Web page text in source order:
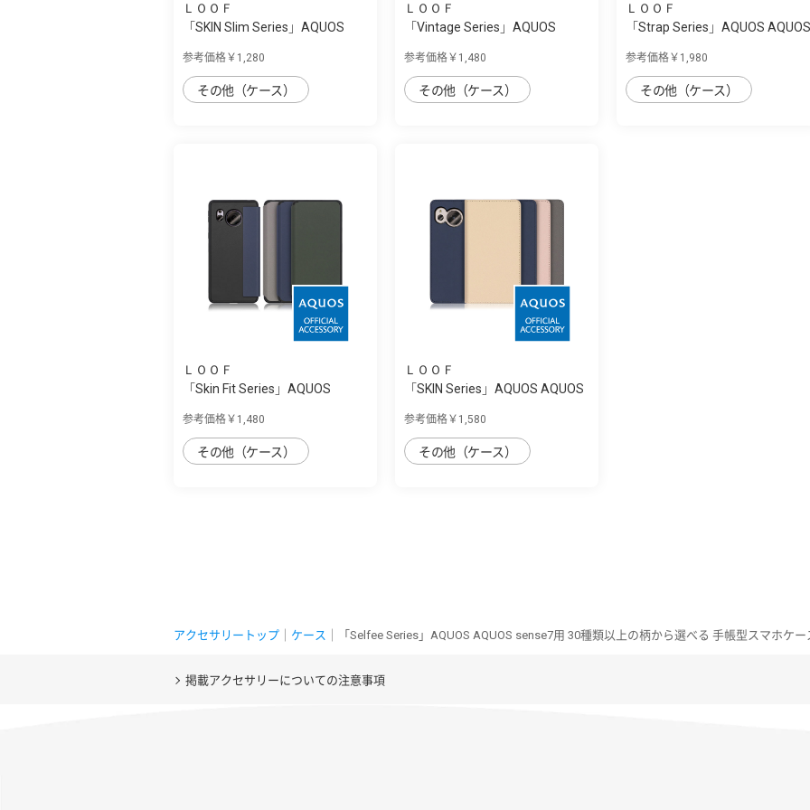
ＬＯＯＦ
「SKIN Slim Series」AQUOS
参考価格￥1,280
その他（ケース）
ＬＯＯＦ
「Vintage Series」AQUOS
参考価格￥1,480
その他（ケース）
ＬＯＯＦ
「Strap Series」AQUOS AQUOS
参考価格￥1,980
その他（ケース）
ＬＯＯＦ
「Skin Fit Series」AQUOS
参考価格￥1,480
その他（ケース）
ＬＯＯＦ
「SKIN Series」AQUOS AQUOS
参考価格￥1,580
その他（ケース）
アクセサリートップ ケース ｜「Selfee Series」AQUOS AQUOS sense7用 30種類以上の柄から選べる 手帳型スマホケー
掲載アクセサリーについての注意事項